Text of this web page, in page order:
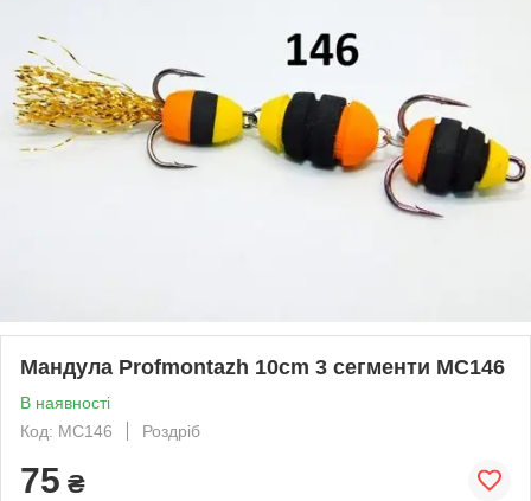
Мандула Profmontazh 10cm 3 сегменти MC146
В наявності
Код: MC146
Роздріб
75 ₴